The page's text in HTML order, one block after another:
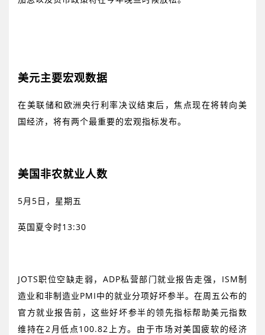
美元主要宏观数据
在美联储和欧洲央行利率决议结束后，焦点现在将转向美
国经济，将有两个最重要的宏观指标发布。
美国非农就业人数
5月 5日，星期五
英国夏令时13:30
JOTS职位空缺走弱， ADP私营部门就业报告走强， ISM制
造业和非制造业PMI中的就业分项好坏参半。在周五公布的
官方就业报告前，这些好坏参半的领先指标帮助美元指数
维持在2月低点100.82 上方。由于市场对美国疲软的经济